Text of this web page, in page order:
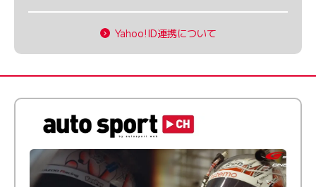
Yahoo!ID連携について